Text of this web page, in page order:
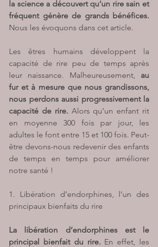
la science a découvert qu’un rire sain et
Nous les évoquons dans cet article.
Les êtres humains développent la
capacité de rire peu de temps après
leur naissance. Malheureusement, au
fur et à mesure que nous grandissons,
nous perdons aussi progressivement la
capacité de rire. Alors qu’un enfant rit
en moyenne 300 fois par jour, les
adultes le font entre 15 et 100 fois. Peut-
être devons-nous redevenir des enfants
de temps en temps pour améliorer
notre santé !
1. Libération d’endorphines, l’un des
principaux bienfaits du rire
La libération d’endorphines est le
principal bienfait du rire. En effet, les